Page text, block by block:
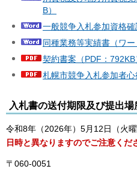
B）
一般競争入札参加資格確
同種業務等実績書（ワー
契約書案（PDF：792KB
札幌市競争入札参加者心
入札書の送付期限及び提出場
令和8年（2026年）5月12日（火
日時と異なりますのでご注意くだ
〒060-0051